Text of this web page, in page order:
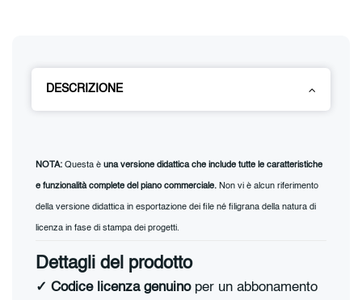
DESCRIZIONE
NOTA: Questa è una versione didattica che include tutte le caratteristiche
e funzionalità complete del piano commerciale. Non vi è alcun riferimento
della versione didattica in esportazione dei file né filigrana della natura di
licenza in fase di stampa dei progetti.
Dettagli del prodotto
✓ Codice licenza genuinoper un abbonamento